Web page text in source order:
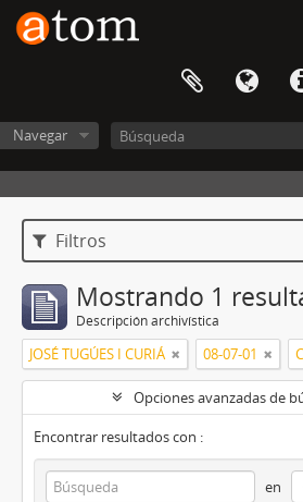
Navegar
Filtros
Mostrando 1
Descripción archivística
JOSÉ TUGÚES I CURIÁ 08-07-01
Opciones avanzadas de
Encontrar resultados con :
en